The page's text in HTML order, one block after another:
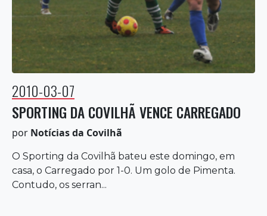
2010-03-07
SPORTING DA COVILHÃ VENCE CARREGADO
por Notícias da Covilhã
O Sporting da Covilhã bateu este domingo, em
casa, o Carregado por 1-0. Um golo de Pimenta.
Contudo, os serran...